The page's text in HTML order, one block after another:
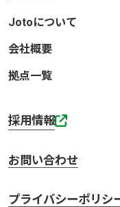
Jotoについて
会社概要
拠点一覧
採用情報
お問い合わせ
プライバシーポリシ